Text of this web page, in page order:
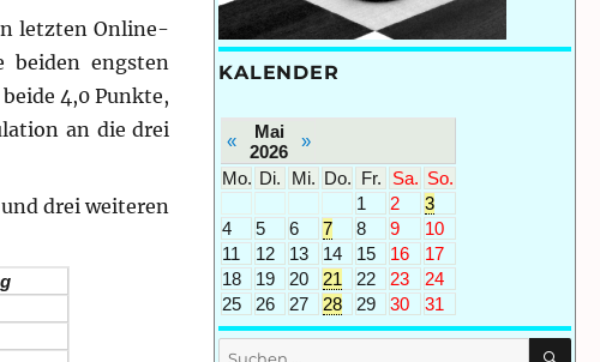
letzten Online-
beiden engsten
4,0 Punkte,
an die drei
drei weiteren
KALENDER
«
Mai
2026
»
Mo. Di. Mi. Do. Fr. Sa. So.
1
2
3
4
5 6 7 8 9
10
11
12 13 14 15 16
17
18
19 20 21 22 23
24
25
26 27 28 29 30 31
Suchen